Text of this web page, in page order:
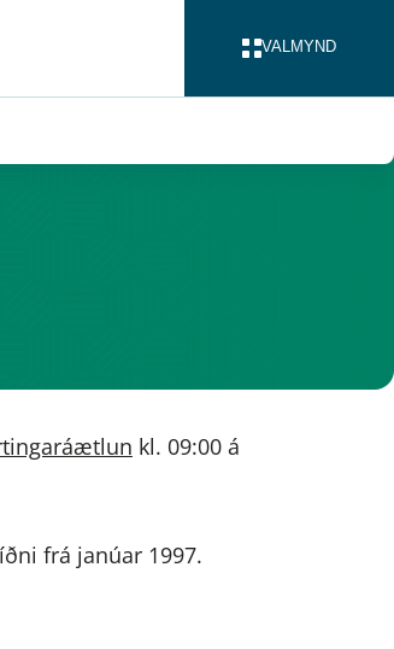
VALMYND
kl. 09:00 á
frá janúar 1997.